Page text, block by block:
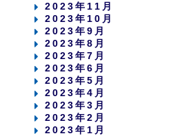
2023年11月
2023年10月
2023年9月
2023年8月
2023年7月
2023年6月
2023年5月
2023年4月
2023年3月
2023年2月
2023年1月